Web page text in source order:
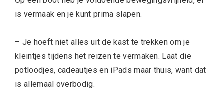
is vermaak en je kunt prima slapen.
– Je hoeft niet alles uit de kast te trekken om je
kleintjes tijdens het reizen te vermaken. Laat die
potloodjes, cadeautjes en iPads maar thuis, want dat
is allemaal overbodig.